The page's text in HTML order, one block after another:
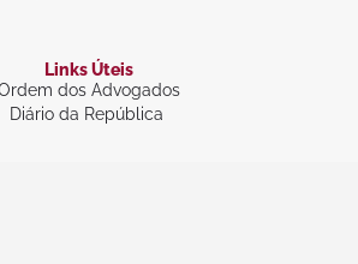
Links Úteis
dos Advogados
Diário da República